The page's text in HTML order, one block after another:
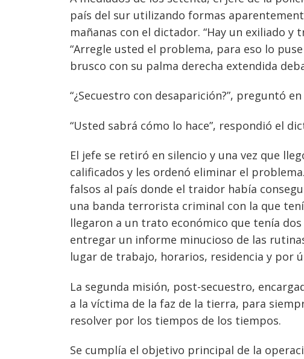
país del sur utilizando formas
mañanas con el dictador. “Hay un exiliado
“Arregle usted el problema, para eso lo
brusco con su palma derecha extendida
“¿Secuestro con desaparición?”, preguntó
“Usted sabrá cómo lo hace”, respondió el
El jefe se retiró en silencio y una vez que
calificados y les ordenó eliminar el
falsos al país donde el traidor había
una banda terrorista criminal con la que
llegaron a un trato económico que tenía
entregar un informe minucioso de las
lugar de trabajo, horarios, residencia y por
La segunda misión, post-secuestro,
a la víctima de la faz de la tierra, para
resolver por los tiempos de los tiempos.
Se cumplía el objetivo principal de la
Navegación